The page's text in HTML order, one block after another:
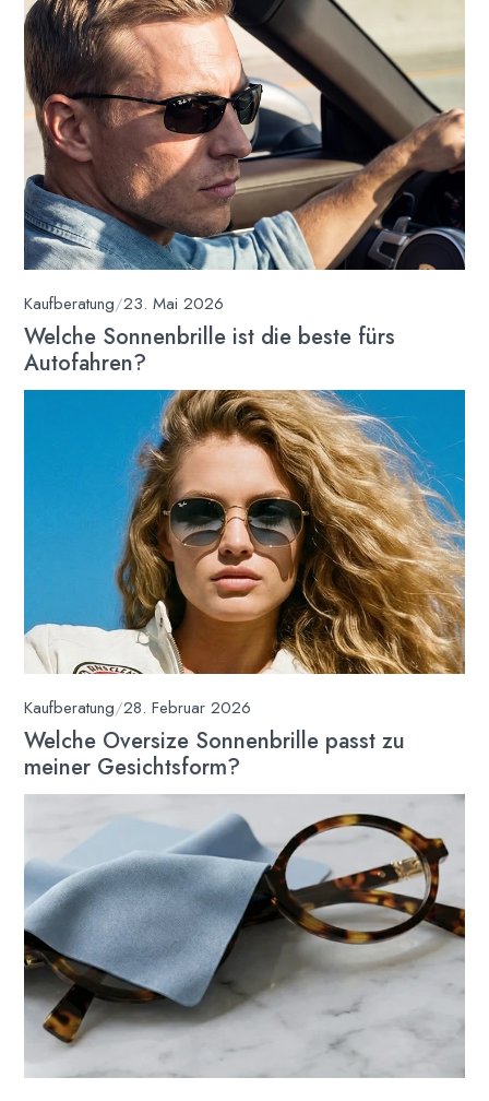
Kaufberatung/23. Mai 2026
Welche Sonnenbrille ist die beste fürs
Autofahren?
Kaufberatung/28. Februar 2026
Welche Oversize Sonnenbrille passt zu
meiner Gesichtsform?